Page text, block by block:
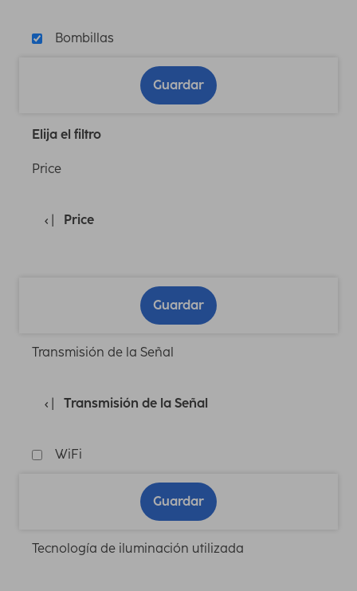
Bombillas
Guardar
Elija el filtro
Price
Price
Guardar
Transmisión de la Señal
Transmisión de la Señal
WiFi
Guardar
Tecnología de iluminación utilizada